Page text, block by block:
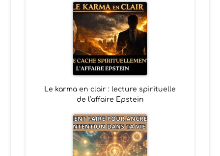
Le karma en clair : lecture spirituelle
de l’affaire Epstein